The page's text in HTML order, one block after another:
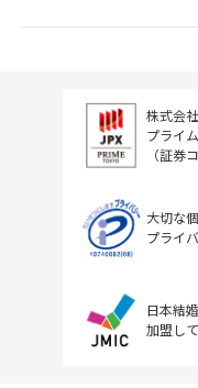
株式会
プライ
（証券
大切な
プライ
日本結
加盟し